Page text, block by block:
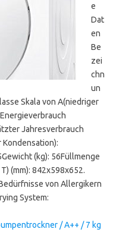
e
Dat
en
Be
zei
chn
un
Skala von A(niedriger
Jahresverbrauch
(kg): 56Füllmenge
(mm): 842x598x652.
von Allergikern
System:
/ A++ / 7 kg